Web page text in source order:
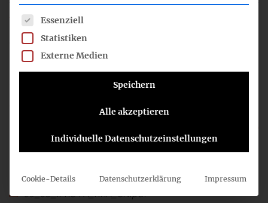
99_05_IFRS-FA_RRA_CN.pdf
Es folgt eine Liste der Service-Gruppen, für die eine
Essenziell
Statistiken
Externe Medien
Speichern
Alle akzeptieren
Individuelle Datenschutzeinstellungen
Cookie-Details Datenschutzerklärung Impressum